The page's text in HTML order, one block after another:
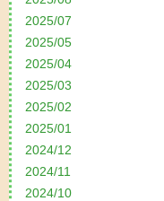
2025/07
2025/05
2025/04
2025/03
2025/02
2025/01
2024/12
2024/11
2024/10